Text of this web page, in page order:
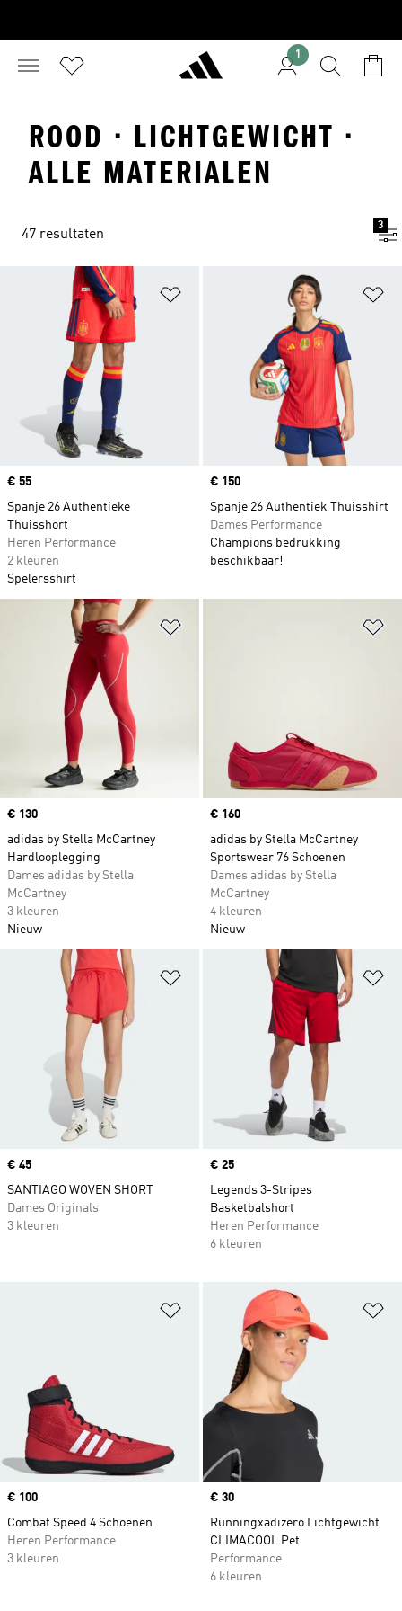
1
ROOD · LICHTGEWICHT ·
ALLE MATERIALEN
47 resultaten
3
Op verlanglijst zetten
Price
€ 55
Spanje 26 Authentieke
Thuisshort
Heren Performance
2 kleuren
Spelersshirt
Price
€ 150
Spanje 26 Authentiek Thuisshirt
Dames Performance
Champions bedrukking
beschikbaar!
Price
€ 130
adidas by Stella McCartney
Hardlooplegging
Dames adidas by Stella
McCartney
3 kleuren
Nieuw
Price
€ 160
adidas by Stella McCartney
Sportswear 76 Schoenen
Dames adidas by Stella
McCartney
4 kleuren
Nieuw
Op verlanglijst zetten
Price
€ 45
SANTIAGO WOVEN SHORT
Dames Originals
3 kleuren
Price
€ 25
Legends 3-Stripes
Basketbalshort
Heren Performance
6 kleuren
Op verlanglijst zetten
Price
€ 100
Combat Speed 4 Schoenen
Heren Performance
3 kleuren
Price
€ 30
Runningxadizero Lichtgewicht
CLIMACOOL Pet
Performance
6 kleuren